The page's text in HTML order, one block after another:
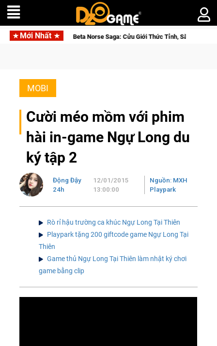
Mới Nhất
Gia Nhập Closed Beta Norse Saga: Cửu Giới Thức Tỉnh, Săn DJI Osmo Pocket
MOBI
Cười méo mồm với phim
hài in-game Ngự Long du
ký tập 2
Động Đậy
24h
12/01/2015
13:00:00
Nguồn: MXH
Playpark
Rò rỉ hậu trường ca khúc Ngự Long Tại Thiên
Playpark tặng 200 giftcode game Ngự Long Tại
Thiên
Game thủ Ngự Long Tại Thiên làm nhật ký chơi
game bằng clip